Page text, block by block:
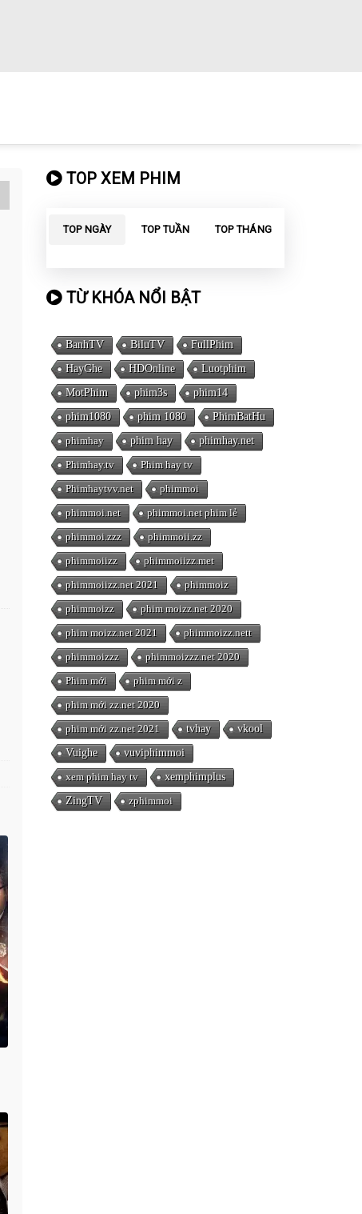
TOP XEM PHIM
TOP NGÀY TOP TUẦN TOP THÁNG
TỪ KHÓA NỔI BẬT
BanhTV BiluTV
FullPhim
HayGhe
HDOnline
Luotphim
MotPhim
phim3s
phim14
phim1080
phim 1080
PhimBatHu
phimhay
phim hay
phimhay.net
Phimhay.tv
Phim hay tv
Phimhaytvv.net
phimmoi
phimmoi.net
phimmoi.net phim lẻ
phimmoi.zzz
phimmoii.zz
phimmoiizz
phimmoiizz.met
phimmoiizz.net 2021
phimmoiz
phimmoizz
phim moizz.net 2020
phim moizz.net 2021
phimmoizz.nett
phimmoizzz
phimmoizzz.net 2020
Phim mới
phim mới z
phim mới zz.net 2020
phim mới zz.net 2021
tvhay
vkool
Vuighe
vuviphimmoi
xem phim hay tv
xemphimplus
ZingTV
zphimmoi